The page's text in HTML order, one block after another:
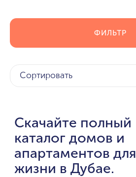
ФИЛЬТР
Сортировать
Скачайте полный
каталог домов и
апартаментов для
жизни в Дубае.